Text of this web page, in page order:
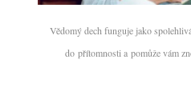
Vědomý dech funguje jako
do přítomnosti a pomůže vám